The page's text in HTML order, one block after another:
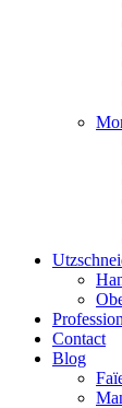
Contact
Blog